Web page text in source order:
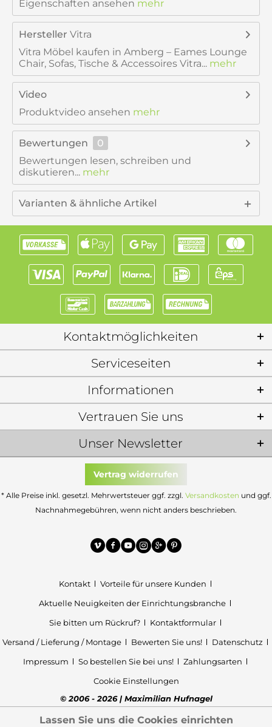
Eigenschaften ansehen mehr
Hersteller Vitra
Vitra Möbel kaufen in Amberg – Eames Lounge
Chair, Sofas, Tische & Accessoires Vitra... mehr
Video
Produktvideo ansehen mehr
Bewertungen
0
Bewertungen lesen, schreiben und
diskutieren... mehr
Varianten & ähnliche Artikel
Kontaktmöglichkeiten
Serviceseiten
Informationen
Unser Newsletter
Vertrauen Sie uns
Vertrag widerrufen
* Alle Preise inkl. gesetzl. Mehrwertsteuer ggf. zzgl. Versandkosten und ggf.
Nachnahmegebühren, wenn nicht anders beschrieben.
Kontakt
Vorteile für unsere Kunden
Aktuelle Neuigkeiten der Einrichtungsbranche
Sie bitten um Rückruf?
Kontaktformular
Versand / Lieferung / Montage
Bewerten Sie uns!
Datenschutz
Impressum
So bestellen Sie bei uns!
Zahlungsarten
Cookie Einstellungen
© 2006 - 2026 | Maximilian Hufnagel
Lassen Sie uns die Cookies einrichten